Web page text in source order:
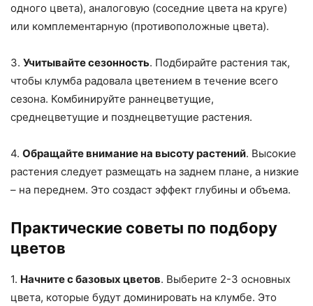
одного цвета), аналоговую (соседние цвета на круге)
или комплементарную (противоположные цвета).
3. Учитывайте сезонность. Подбирайте растения так,
чтобы клумба радовала цветением в течение всего
сезона. Комбинируйте раннецветущие,
среднецветущие и позднецветущие растения.
4. Обращайте внимание на высоту растений. Высокие
растения следует размещать на заднем плане, а низкие
– на переднем. Это создаст эффект глубины и объема.
Практические советы по подбору
цветов
1. Начните с базовых цветов. Выберите 2-3 основных
цвета, которые будут доминировать на клумбе. Это